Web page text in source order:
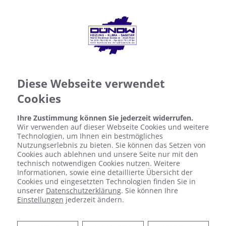
Diese Webseite verwendet
Cookies
Ihre Zustimmung können Sie jederzeit widerrufen.
Wir verwenden auf dieser Webseite Cookies und weitere
Technologien, um Ihnen ein bestmögliches
Nutzungserlebnis zu bieten. Sie können das Setzen von
Cookies auch ablehnen und unsere Seite nur mit den
technisch notwendigen Cookies nutzen. Weitere
Informationen, sowie eine detaillierte Übersicht der
Cookies und eingesetzten Technologien finden Sie in
unserer Datenschutzerklärung. Sie können Ihre
Einstellungen jederzeit ändern.